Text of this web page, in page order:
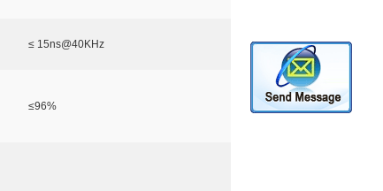
≤ 15ns@40KHz
≤96%